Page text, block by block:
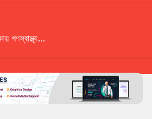
গণস্বাস্থ্য...